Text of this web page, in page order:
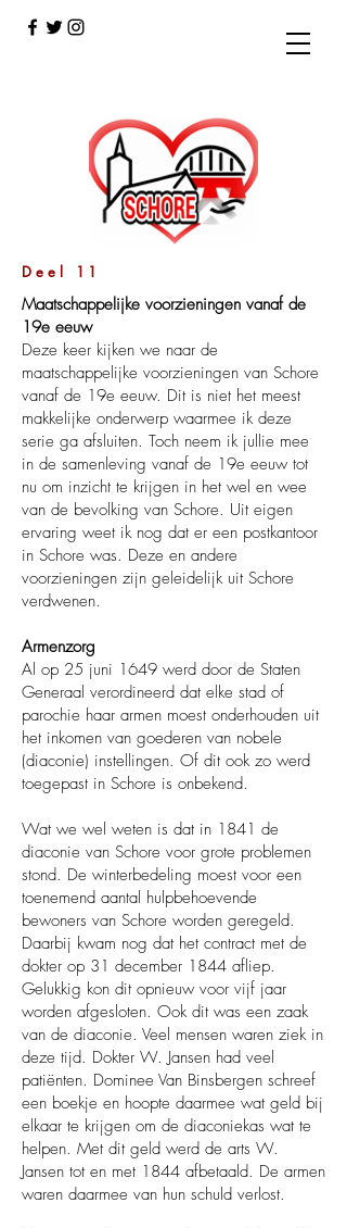
Deel 11
Maatschappelijke voorzieningen vanaf de
19e eeuw
Deze keer kijken we naar de
maatschappelijke voorzieningen van Schore
vanaf de 19e eeuw. Dit is niet het meest
makkelijke onderwerp waarmee ik deze
serie ga afsluiten. Toch neem ik jullie mee
in de samenleving vanaf de 19e eeuw tot
nu om inzicht te krijgen in het wel en wee
van de bevolking van Schore. Uit eigen
ervaring weet ik nog dat er een postkantoor
in Schore was. Deze en andere
voorzieningen zijn geleidelijk uit Schore
verdwenen.
Armenzorg
Al op 25 juni 1649 werd door de Staten
Generaal verordineerd dat elke stad of
parochie haar armen moest onderhouden uit
het inkomen van goederen van nobele
(diaconie) instellingen. Of dit ook zo werd
toegepast in Schore is onbekend.
Wat we wel weten is dat in 1841 de
diaconie van Schore voor grote problemen
stond. De winterbedeling moest voor een
toenemend aantal hulpbehoevende
bewoners van Schore worden geregeld.
Daarbij kwam nog dat het contract met de
dokter op 31 december 1844 afliep.
Gelukkig kon dit opnieuw voor vijf jaar
worden afgesloten. Ook dit was een zaak
van de diaconie. Veel mensen waren ziek in
deze tijd. Dokter W. Jansen had veel
patiënten. Dominee Van Binsbergen schreef
een boekje en hoopte daarmee wat geld bij
elkaar te krijgen om de diaconiekas wat te
helpen. Met dit geld werd de arts W.
Jansen tot en met 1844 afbetaald. De armen
waren daarmee van hun schuld verlost.